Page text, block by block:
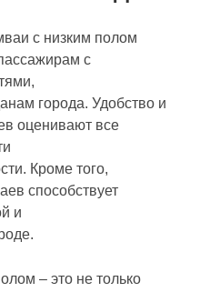
с низким полом
с
города. Удобство и
оценивают все
Кроме того,
способствует
и
– это не только